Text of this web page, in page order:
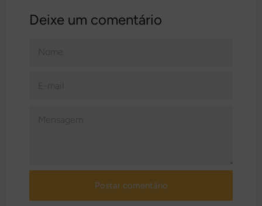
Deixe um comentário